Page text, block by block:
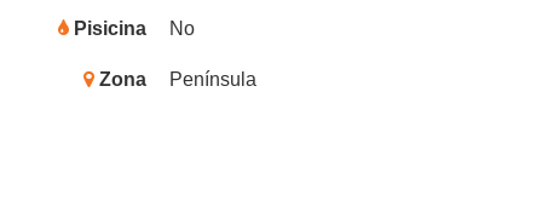
Pisicina No
Zona Península